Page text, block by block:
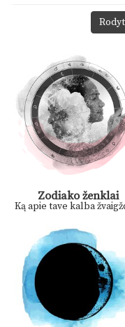
Zodiako ženklai
Ką apie tave kalba